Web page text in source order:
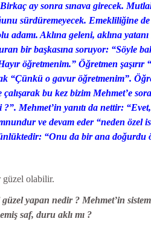
ay sonra sınava girecek.
sürdüremeyecek. Emekliliğine
adamı. Aklına geleni, aklına
bir başkasına soruyor: “Söyle
öğretmenim.” Öğretmen şaşırır
“Çünkü o gavur öğretmenim”.
çalışarak bu kez bizim Mehmet’e
Mehmet’in yanıtı da nettir:
ve devam eder “neden özel
“Onu da bir ana
güzel olabilir.
güzel yapan nedir ? Mehmet’in
saf, duru aklı mı ?